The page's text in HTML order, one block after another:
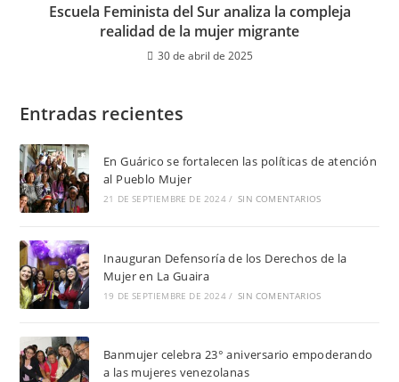
Escuela Feminista del Sur analiza la compleja
realidad de la mujer migrante
30 de abril de 2025
Entradas recientes
En Guárico se fortalecen las políticas de atención
al Pueblo Mujer
21 DE SEPTIEMBRE DE 2024 / SIN COMENTARIOS
Inauguran Defensoría de los Derechos de la
Mujer en La Guaira
19 DE SEPTIEMBRE DE 2024 / SIN COMENTARIOS
Banmujer celebra 23° aniversario empoderando
a las mujeres venezolanas